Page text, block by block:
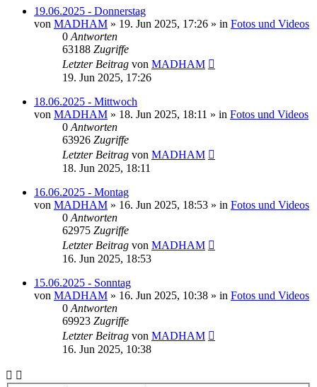
19.06.2025 - Donnerstag
von MADHAM » 19. Jun 2025, 17:26 » in Fotos und Videos
0 Antworten
63188 Zugriffe
Letzter Beitrag von MADHAM
19. Jun 2025, 17:26
18.06.2025 - Mittwoch
von MADHAM » 18. Jun 2025, 18:11 » in Fotos und Videos
0 Antworten
63926 Zugriffe
Letzter Beitrag von MADHAM
18. Jun 2025, 18:11
16.06.2025 - Montag
von MADHAM » 16. Jun 2025, 18:53 » in Fotos und Videos
0 Antworten
62975 Zugriffe
Letzter Beitrag von MADHAM
16. Jun 2025, 18:53
15.06.2025 - Sonntag
von MADHAM » 16. Jun 2025, 10:38 » in Fotos und Videos
0 Antworten
69923 Zugriffe
Letzter Beitrag von MADHAM
16. Jun 2025, 10:38